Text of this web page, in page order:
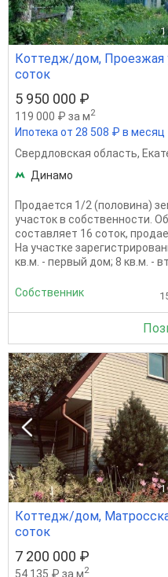
1
Коттедж/дом, Проезжая
соток
5 950 000 ₽
119 000 ₽ за м2
Ипотека от 28 508 ₽ в месяц
Свердловская область,
Динамо
Продается 1/2 (половина)
участок в собственности.
составляет 16 соток,
На участке
кв.м. - первый дом; 8 кв.м. -
Собственник
1
Коттедж/дом,
соток
7 200 000 ₽
54 135 ₽ за м2